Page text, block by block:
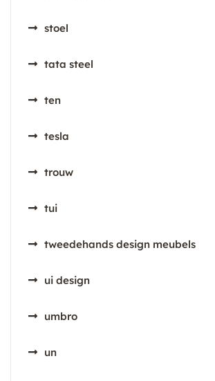
stoel
tata steel
ten
tesla
trouw
tui
tweedehands design meubels
ui design
umbro
un